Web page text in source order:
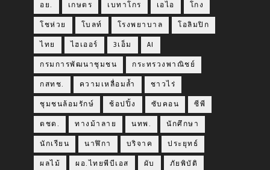
อย. เกษตร เบทาโกร เอไอ โกง
โชห่วย โบลท์ โรงพยาบาล โอลิมปิก
ไทย ไฮเออร์ 3เอ็ม AI
กรมการพัฒนาชุมชน กระทรวงพาณิชย์
กสทช. ความเหลื่อมล้ำ ชาวไร่
ชุมชนล้อมรักษ์ ช้อปปิ้ง ซับคอน ซีพี
ตชด. ทางม้าลาย นทพ. นักศึกษา
นักเรียน นาฬิกา บริจาค ประยุทธ์
ผลไม้ ผอ.ไทยพีบีเอส ผับ ภัยพิบัติ